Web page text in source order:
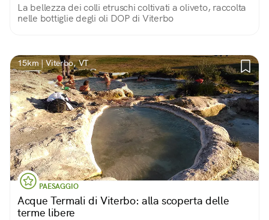
La bellezza dei colli etruschi coltivati a oliveto, raccolta
nelle bottiglie degli oli DOP di Viterbo
15km | Viterbo, VT
PAESAGGIO
Acque Termali di Viterbo: alla scoperta delle
terme libere